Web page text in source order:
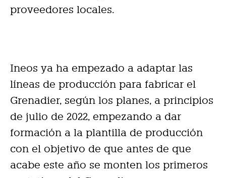
proveedores locales.
Ineos ya ha empezado a adaptar las
líneas de producción para fabricar el
Grenadier, según los planes, a principios
de julio de 2022, empezando a dar
formación a la plantilla de producción
con el objetivo de que antes de que
acabe este año se monten los primeros